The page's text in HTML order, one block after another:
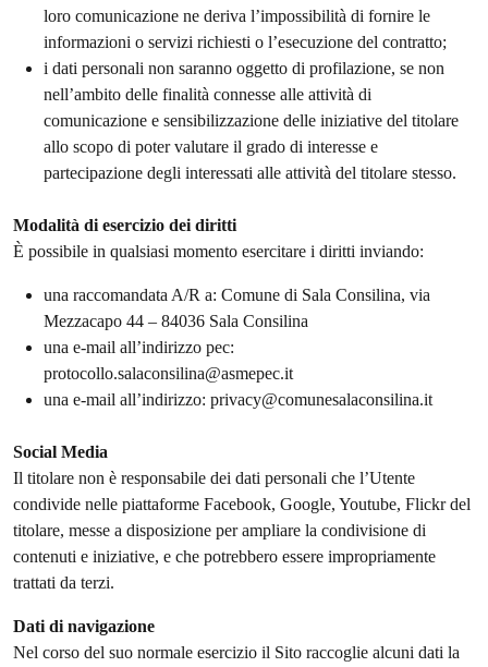
loro comunicazione ne deriva l’impossibilità di fornire le
informazioni o servizi richiesti o l’esecuzione del contratto;
i dati personali non saranno oggetto di profilazione, se non
nell’ambito delle finalità connesse alle attività di
comunicazione e sensibilizzazione delle iniziative del titolare
allo scopo di poter valutare il grado di interesse e
partecipazione degli interessati alle attività del titolare stesso.
Modalità di esercizio dei diritti
È possibile in qualsiasi momento esercitare i diritti inviando:
una raccomandata A/R a: Comune di Sala Consilina, via
Mezzacapo 44 – 84036 Sala Consilina
una e-mail all’indirizzo pec:
protocollo.salaconsilina@asmepec.it
una e-mail all’indirizzo: privacy@comunesalaconsilina.it
Social Media
Il titolare non è responsabile dei dati personali che l’Utente
condivide nelle piattaforme Facebook, Google, Youtube, Flickr del
titolare, messe a disposizione per ampliare la condivisione di
contenuti e iniziative, e che potrebbero essere impropriamente
trattati da terzi.
Dati di navigazione
Nel corso del suo normale esercizio il Sito raccoglie alcuni dati la